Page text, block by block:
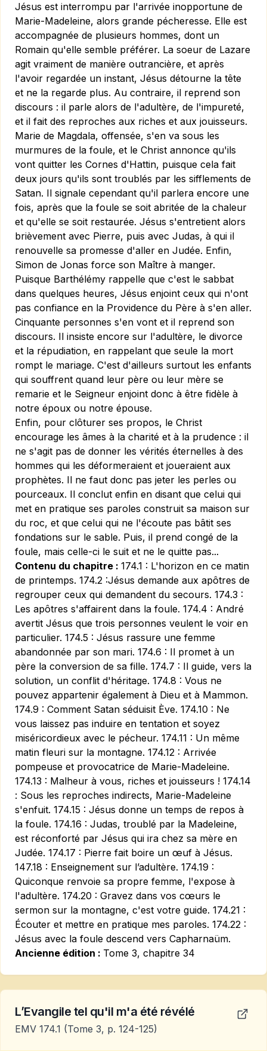
Jésus est interrompu par l'arrivée inopportune de
Marie-Madeleine, alors grande pécheresse. Elle est
accompagnée de plusieurs hommes, dont un
Romain qu'elle semble préférer. La soeur de Lazare
agit vraiment de manière outrancière, et après
l'avoir regardée un instant, Jésus détourne la tête
et ne la regarde plus. Au contraire, il reprend son
discours : il parle alors de l'adultère, de l'impureté,
et il fait des reproches aux riches et aux jouisseurs.
Marie de Magdala, offensée, s'en va sous les
murmures de la foule, et le Christ annonce qu'ils
vont quitter les Cornes d'Hattin, puisque cela fait
deux jours qu'ils sont troublés par les sifflements de
Satan. Il signale cependant qu'il parlera encore une
fois, après que la foule se soit abritée de la chaleur
et qu'elle se soit restaurée. Jésus s'entretient alors
brièvement avec Pierre, puis avec Judas, à qui il
renouvelle sa promesse d'aller en Judée. Enfin,
Simon de Jonas force son Maître à manger.
Puisque Barthélémy rappelle que c'est le sabbat
dans quelques heures, Jésus enjoint ceux qui n'ont
pas confiance en la Providence du Père à s'en aller.
Cinquante personnes s'en vont et il reprend son
discours. Il insiste encore sur l'adultère, le divorce
et la répudiation, en rappelant que seule la mort
rompt le mariage. C'est d'ailleurs surtout les enfants
qui souffrent quand leur père ou leur mère se
remarie et le Seigneur enjoint donc à être fidèle à
notre époux ou notre épouse.
Enfin, pour clôturer ses propos, le Christ
encourage les âmes à la charité et à la prudence : il
ne s'agit pas de donner les vérités éternelles à des
hommes qui les déformeraient et joueraient aux
prophètes. Il ne faut donc pas jeter les perles ou
pourceaux. Il conclut enfin en disant que celui qui
met en pratique ses paroles construit sa maison sur
du roc, et que celui qui ne l'écoute pas bâtit ses
fondations sur le sable. Puis, il prend congé de la
foule, mais celle-ci le suit et ne le quitte pas...
Contenu du chapitre : 174.1 : L'horizon en ce matin
de printemps. 174.2 :Jésus demande aux apôtres de
regrouper ceux qui demandent du secours. 174.3 :
Les apôtres s'affairent dans la foule. 174.4 : André
avertit Jésus que trois personnes veulent le voir en
particulier. 174.5 : Jésus rassure une femme
abandonnée par son mari. 174.6 : Il promet à un
père la conversion de sa fille. 174.7 : Il guide, vers la
solution, un conflit d'héritage. 174.8 : Vous ne
pouvez appartenir également à Dieu et à Mammon.
174.9 : Comment Satan séduisit Ève. 174.10 : Ne
vous laissez pas induire en tentation et soyez
miséricordieux avec le pécheur. 174.11 : Un même
matin fleuri sur la montagne. 174.12 : Arrivée
pompeuse et provocatrice de Marie-Madeleine.
174.13 : Malheur à vous, riches et jouisseurs ! 174.14
: Sous les reproches indirects, Marie-Madeleine
s'enfuit. 174.15 : Jésus donne un temps de repos à
la foule. 174.16 : Judas, troublé par la Madeleine,
est réconforté par Jésus qui ira chez sa mère en
Judée. 174.17 : Pierre fait boire un œuf à Jésus.
147.18 : Enseignement sur l’adultère. 174.19 :
Quiconque renvoie sa propre femme, l'expose à
l'adultère. 174.20 : Gravez dans vos cœurs le
sermon sur la montagne, c'est votre guide. 174.21 :
Écouter et mettre en pratique mes paroles. 174.22 :
Jésus avec la foule descend vers Capharnaüm.
Ancienne édition : Tome 3, chapitre 34
L’Evangile tel qu'il m'a été révélé
EMV 174.1 (Tome 3, p. 124-125)